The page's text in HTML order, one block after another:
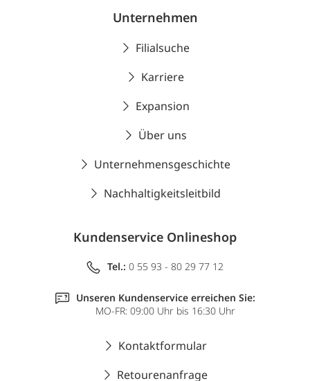
Unternehmen
Filialsuche
Karriere
Expansion
Über uns
Unternehmensgeschichte
Nachhaltigkeitsleitbild
Kundenservice Onlineshop
Tel.: 0 55 93 - 80 29 77 12
Unseren Kundenservice erreichen Sie:
MO-FR: 09:00 Uhr bis 16:30 Uhr
Kontaktformular
Retourenanfrage